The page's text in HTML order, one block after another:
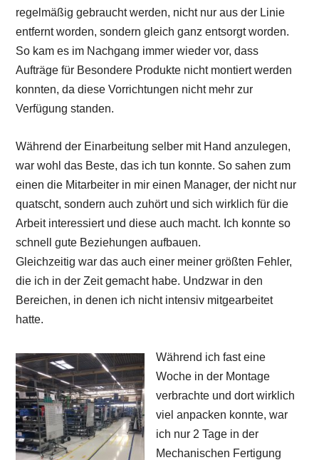
regelmäßig gebraucht werden, nicht nur aus der Linie
entfernt worden, sondern gleich ganz entsorgt worden.
So kam es im Nachgang immer wieder vor, dass
Aufträge für Besondere Produkte nicht montiert werden
konnten, da diese Vorrichtungen nicht mehr zur
Verfügung standen.
Während der Einarbeitung selber mit Hand anzulegen,
war wohl das Beste, das ich tun konnte. So sahen zum
einen die Mitarbeiter in mir einen Manager, der nicht nur
quatscht, sondern auch zuhört und sich wirklich für die
Arbeit interessiert und diese auch macht. Ich konnte so
schnell gute Beziehungen aufbauen.
Gleichzeitig war das auch einer meiner größten Fehler,
die ich in der Zeit gemacht habe. Undzwar in den
Bereichen, in denen ich nicht intensiv mitgearbeitet
hatte.
Während ich fast eine
Woche in der Montage
verbrachte und dort wirklich
viel anpacken konnte, war
ich nur 2 Tage in der
Mechanischen Fertigung